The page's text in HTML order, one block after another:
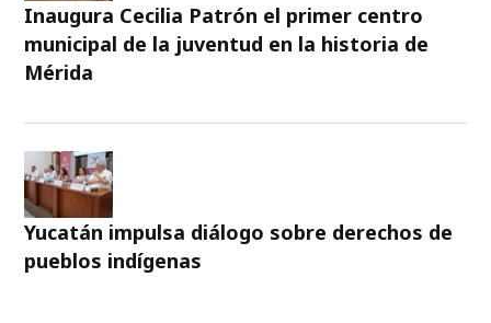
Inaugura Cecilia Patrón el primer centro
municipal de la juventud en la historia de
Mérida
Yucatán impulsa diálogo sobre derechos de
pueblos indígenas